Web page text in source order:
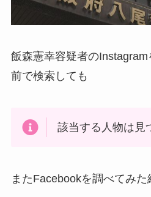
飯森憲幸容疑者の
前で検索しても
該当する人物は見
またFacebookを調べてみた